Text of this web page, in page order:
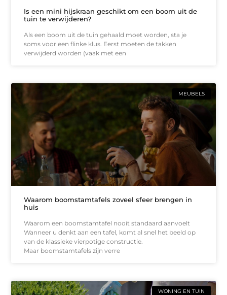
Is een mini hijskraan geschikt om een boom uit de
tuin te verwijderen?
Als een boom uit de tuin gehaald moet worden, sta je
soms voor een flinke klus. Eerst moeten de takken
verwijderd worden (vaak met een
MEUBELS
Waarom boomstamtafels zoveel sfeer brengen in
huis
Waarom een boomstamtafel nooit standaard aanvoelt
Wanneer u denkt aan een tafel, komt al snel het beeld op
van de klassieke vierpotige constructie.
Maar boomstamtafels zijn verre
WONING EN TUIN